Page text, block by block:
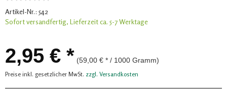
Artikel-Nr.: 542
Sofort versandfertig, Lieferzeit ca. 5-7 Werktage
2,95 € * (59,00 € * / 1000 Gramm)
Preise inkl. gesetzlicher MwSt. zzgl. Versandkosten